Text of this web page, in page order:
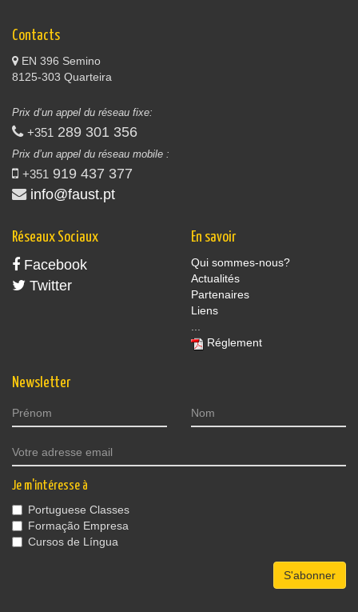
Contacts
EN 396 Semino
8125-303 Quarteira
Prix d‘un appel du réseau fixe:
+351 289 301 356
Prix d’un appel du réseau mobile :
+351 919 437 377
info@faust.pt
Réseaux Sociaux
Facebook
Twitter
En savoir
Qui sommes-nous?
Actualités
Partenaires
Liens
...
Réglement
Newsletter
Je m'intéresse à
Portuguese Classes
Formação Empresa
Cursos de Língua
S'abonner